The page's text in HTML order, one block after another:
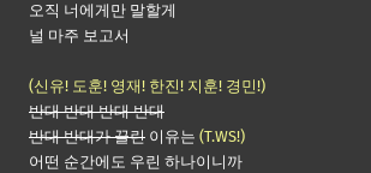
오직 너에게만 말할게
널 마주 보고서
(신유! 도훈! 영재! 한진! 지훈! 경민!)
반대 반대 반대 반대
반대 반대가 끌린 이유는 (T.WS!)
어떤 순간에도 우린 하나이니까